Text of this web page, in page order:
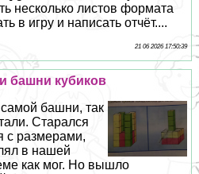
несколько листов формата
в игру и написать отчёт....
21 06 2026 17:50:39
башни кубиков
башни, так
Старался
с размерами,
в нашей
как мог. Но вышло